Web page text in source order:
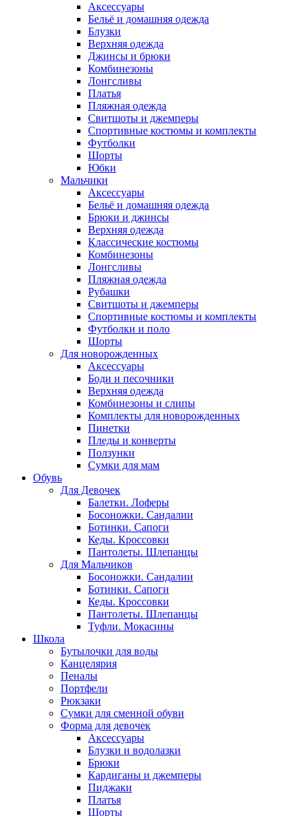
Аксессуары
Бельё и домашняя одежда
Блузки
Верхняя одежда
Джинсы и брюки
Комбинезоны
Лонгсливы
Платья
Пляжная одежда
Свитшоты и джемперы
Спортивные костюмы и комплекты
Футболки
Шорты
Юбки
Мальчики
Аксессуары
Бельё и домашняя одежда
Брюки и джинсы
Верхняя одежда
Классические костюмы
Комбинезоны
Лонгсливы
Пляжная одежда
Рубашки
Свитшоты и джемперы
Спортивные костюмы и комплекты
Футболки и поло
Шорты
Для новорожденных
Аксессуары
Боди и песочники
Верхняя одежда
Комбинезоны и слипы
Комплекты для новорожденных
Пинетки
Пледы и конверты
Ползунки
Сумки для мам
Обувь
Для Девочек
Балетки. Лоферы
Босоножки. Сандалии
Ботинки. Сапоги
Кеды. Кроссовки
Пантолеты. Шлепанцы
Для Мальчиков
Босоножки. Сандалии
Ботинки. Сапоги
Кеды. Кроссовки
Пантолеты. Шлепанцы
Туфли. Мокасины
Школа
Бутылочки для воды
Канцелярия
Пеналы
Портфели
Рюкзаки
Сумки для сменной обуви
Форма для девочек
Аксессуары
Блузки и водолазки
Брюки
Кардиганы и джемперы
Пиджаки
Платья
Шорты